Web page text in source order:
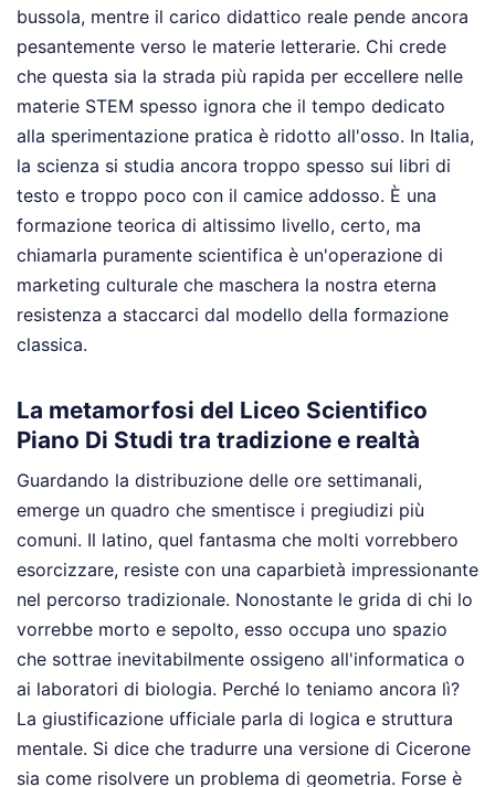
bussola, mentre il carico didattico reale pende ancora
pesantemente verso le materie letterarie. Chi crede
che questa sia la strada più rapida per eccellere nelle
materie STEM spesso ignora che il tempo dedicato
alla sperimentazione pratica è ridotto all'osso. In Italia,
la scienza si studia ancora troppo spesso sui libri di
testo e troppo poco con il camice addosso. È una
formazione teorica di altissimo livello, certo, ma
chiamarla puramente scientifica è un'operazione di
marketing culturale che maschera la nostra eterna
resistenza a staccarci dal modello della formazione
classica.
La metamorfosi del Liceo Scientifico
Piano Di Studi tra tradizione e realtà
Guardando la distribuzione delle ore settimanali,
emerge un quadro che smentisce i pregiudizi più
comuni. Il latino, quel fantasma che molti vorrebbero
esorcizzare, resiste con una caparbietà impressionante
nel percorso tradizionale. Nonostante le grida di chi lo
vorrebbe morto e sepolto, esso occupa uno spazio
che sottrae inevitabilmente ossigeno all'informatica o
ai laboratori di biologia. Perché lo teniamo ancora lì?
La giustificazione ufficiale parla di logica e struttura
mentale. Si dice che tradurre una versione di Cicerone
sia come risolvere un problema di geometria. Forse è